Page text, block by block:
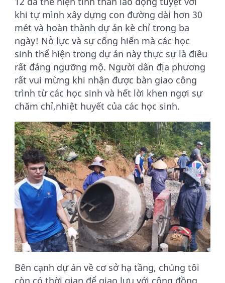
khi tự mình xây dựng con đường dài hơn 30
mét và hoàn thành dự án kè chỉ trong ba
ngày! Nỗ lực và sự cống hiến mà các học
sinh thể hiện trong dự án này thực sự là điều
rất đáng ngưỡng mộ. Người dân địa phương
rất vui mừng khi nhận được bàn giao công
trình từ các học sinh và hết lời khen ngợi sự
chăm chỉ,nhiệt huyết của các học sinh.
Bên cạnh dự án về cơ sở hạ tầng, chúng tôi
còn có thời gian để giao lưu với cộng đồng